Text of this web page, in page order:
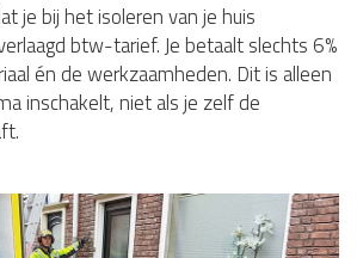
je bij het isoleren van je huis
btw-tarief. Je betaalt slechts 6%
én de werkzaamheden. Dit is alleen
inschakelt, niet als je zelf de